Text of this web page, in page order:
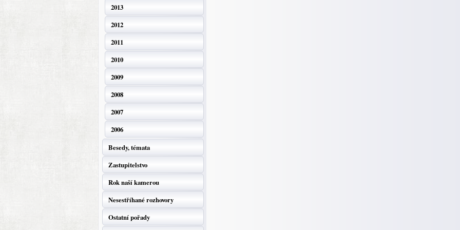
2013
2012
2011
2010
2009
2008
2007
2006
Besedy, témata
Zastupitelstvo
Rok naší kamerou
Nesestříhané rozhovory
Ostatní pořady